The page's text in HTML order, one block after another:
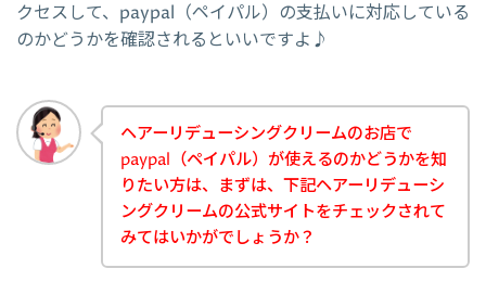
クセスして、paypal（ペイパル）の支払いに対応している
のかどうかを確認されるといいですよ♪
ヘアーリデューシングクリームのお店で
paypal（ペイパル）が使えるのかどうかを知
りたい方は、まずは、下記ヘアーリデューシ
ングクリームの公式サイトをチェックされて
みてはいかがでしょうか？